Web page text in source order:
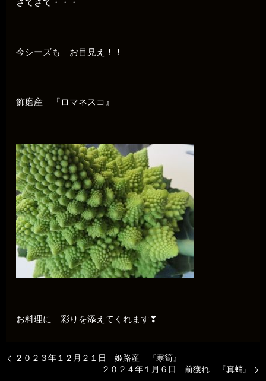
さてさて・・・
今シーズも お目見え！！
飾磨産 『ロマネスコ』
お料理に 彩りを添えてくれます❣
２０２３年１２月２１日 姫路産 『寒筍』
２０２４年１月６日 前獲れ 『真蛸』